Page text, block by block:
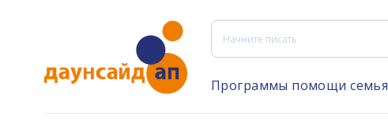
Программы помощи